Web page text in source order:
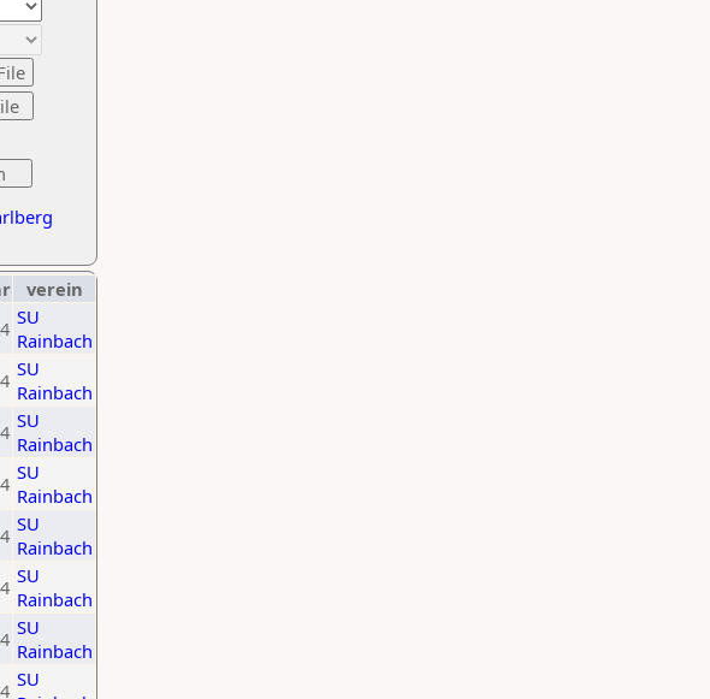
verein
SU
Rainbach
SU
Rainbach
SU
Rainbach
SU
Rainbach
SU
Rainbach
SU
Rainbach
SU
Rainbach
SU